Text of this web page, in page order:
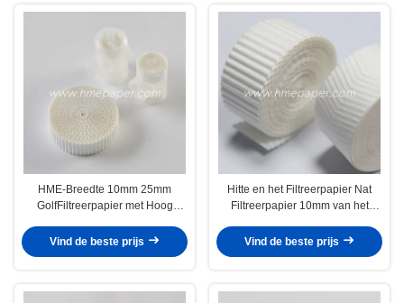
HME-Breedte 10mm 25mm
GolfFiltreerpapier met Hoog
Vind de beste prijs
Hitte en het Filtreerpapier Nat
Filtreerpapier 10mm van het
Vind de beste prijs